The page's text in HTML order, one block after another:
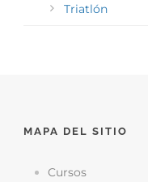
Triatlón
MAPA DEL SITIO
Cursos